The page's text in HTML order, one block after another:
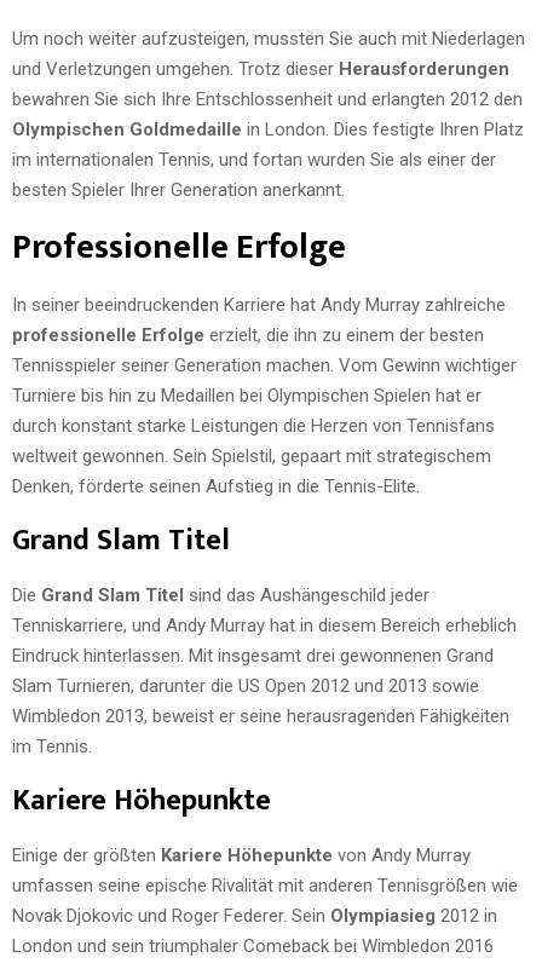
Um noch weiter aufzusteigen, mussten Sie auch mit Niederlagen
und Verletzungen umgehen. Trotz dieser Herausforderungen
bewahren Sie sich Ihre Entschlossenheit und erlangten 2012 den
Olympischen Goldmedaille in London. Dies festigte Ihren Platz
im internationalen Tennis, und fortan wurden Sie als einer der
besten Spieler Ihrer Generation anerkannt.
Professionelle Erfolge
In seiner beeindruckenden Karriere hat Andy Murray zahlreiche
professionelle Erfolge erzielt, die ihn zu einem der besten
Tennisspieler seiner Generation machen. Vom Gewinn wichtiger
Turniere bis hin zu Medaillen bei Olympischen Spielen hat er
durch konstant starke Leistungen die Herzen von Tennisfans
weltweit gewonnen. Sein Spielstil, gepaart mit strategischem
Denken, förderte seinen Aufstieg in die Tennis-Elite.
Grand Slam Titel
Die Grand Slam Titel sind das Aushängeschild jeder
Tenniskarriere, und Andy Murray hat in diesem Bereich erheblich
Eindruck hinterlassen. Mit insgesamt drei gewonnenen Grand
Slam Turnieren, darunter die US Open 2012 und 2013 sowie
Wimbledon 2013, beweist er seine herausragenden Fähigkeiten
im Tennis.
Kariere Höhepunkte
Einige der größten Kariere Höhepunkte von Andy Murray
umfassen seine epische Rivalität mit anderen Tennisgrößen wie
Novak Djokovic und Roger Federer. Sein Olympiasieg 2012 in
London und sein triumphaler Comeback bei Wimbledon 2016